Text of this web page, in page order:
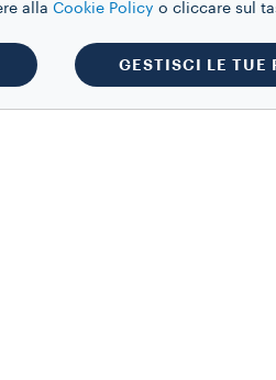
alla Cookie Policy o cliccare sul
GESTISCI LE TUE